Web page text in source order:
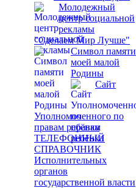
Молодежный
центр социальной
рекламы
"Сделаем Мир Лучше"
Символ памяти
моей малой
Родины
Сайт
Уполномоченного по
правам ребёнка
ТЕЛЕФОННЫЙ
СПРАВОЧНИК
Исполнительных
органов
государственной власти